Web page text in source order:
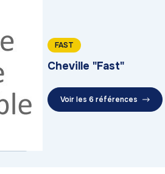
FAST
Cheville "Fast"
Voir les 6 références